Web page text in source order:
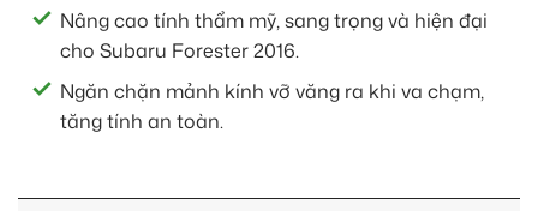
Nâng cao tính thẩm mỹ, sang trọng và hiện đại
cho Subaru Forester 2016.
Ngăn chặn mảnh kính vỡ văng ra khi va chạm,
tăng tính an toàn.